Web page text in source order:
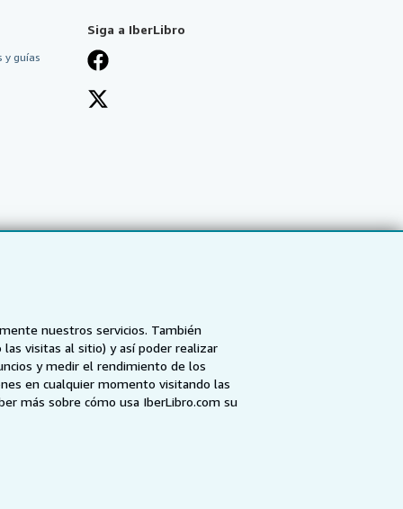
nuestros servicios. También
visitas al sitio) y así poder realizar
y medir el rendimiento de los
en cualquier momento visitando las
más sobre cómo usa IberLibro.com su
y guías
Siga a IberLibro
AbeBooks.ca ZVAB.com